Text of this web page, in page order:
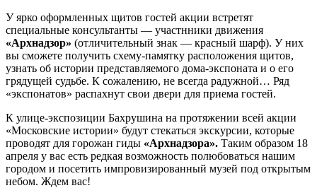
У ярко оформленных щитов гостей акции встретят
специальные консультанты — участнники движения
«Архнадзор» (отличительный знак — красный шарф). У них
вы сможете получить схему-памятку расположения щитов,
узнать об истории представляемого дома-экспоната и о его
грядущей судьбе. К сожалению, не всегда радужной… Ряд
«экспонатов» распахнут свои двери для приема гостей.
К улице-экспозиции Бахрушина на протяжении всей акции
«Московские истории» будут стекаться экскурсии, которые
проводят для горожан гиды «Архнадзора». Таким образом 18
апреля у вас есть редкая возможность полюбоваться нашим
городом и посетить импровизированный музей под открытым
небом. Ждем вас!